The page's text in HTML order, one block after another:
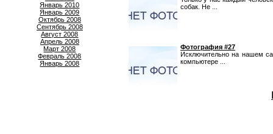
Январь 2010
Январь 2009
Октябрь 2008
Сентябрь 2008
Август 2008
Апрель 2008
Март 2008
Февраль 2008
Январь 2008
собак. Не ...
Фотография #27
Исключительно на нашем
компьютере ...